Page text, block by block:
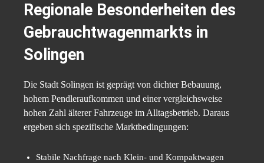
Regionale Besonderheiten des
Gebrauchtwagenmarkts in
Solingen
Die Stadt Solingen ist geprägt von dichter Bebauung,
hohem Pendleraufkommen und einer vergleichsweise
hohen Zahl älterer Fahrzeuge im Alltagsbetrieb. Daraus
ergeben sich spezifische Marktbedingungen:
Stabile Nachfrage nach Klein- und Kompaktwagen